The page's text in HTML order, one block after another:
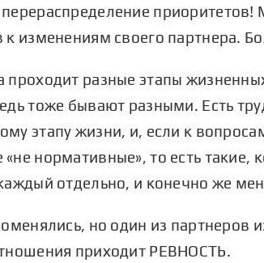
приоритетов!
к изменениям своего партнера.
проходит разные этапы
тоже бывают разными. Есть
этапу жизни, и, если к
нормативные», то есть такие,
отдельно, и конечно же
но один из партнеров
приходит РЕВНОСТЬ.